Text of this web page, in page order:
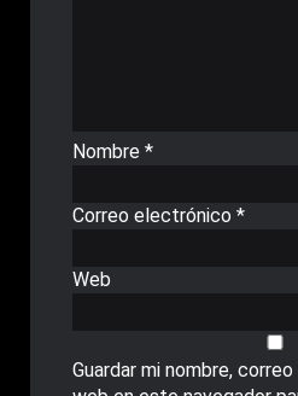
Nombre *
Correo electrónico *
Web
Guardar mi nombre,